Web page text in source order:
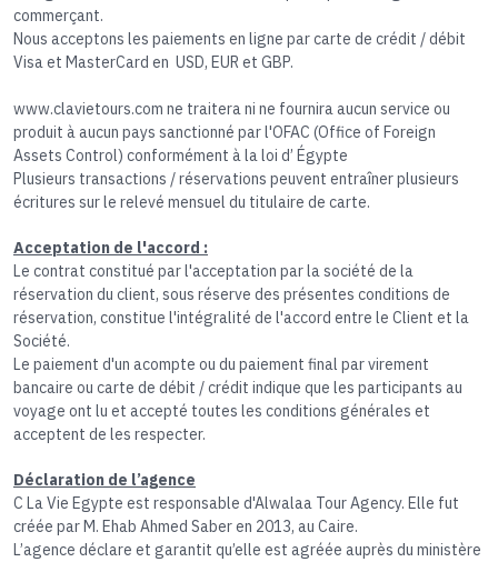
commerçant.
Nous acceptons les paiements en ligne par carte de crédit / débit
Visa et MasterCard en USD, EUR et GBP.
www.clavietours.com ne traitera ni ne fournira aucun service ou
produit à aucun pays sanctionné par l'OFAC (Office of Foreign
Assets Control) conformément à la loi d’ Égypte
Plusieurs transactions / réservations peuvent entraîner plusieurs
écritures sur le relevé mensuel du titulaire de carte.
Acceptation de l'accord :
Le contrat constitué par l'acceptation par la société de la
réservation du client, sous réserve des présentes conditions de
réservation, constitue l'intégralité de l'accord entre le Client et la
Société.
Le paiement d'un acompte ou du paiement final par virement
bancaire ou carte de débit / crédit indique que les participants au
voyage ont lu et accepté toutes les conditions générales et
acceptent de les respecter.
Déclaration de l’agence
C La Vie Egypte est responsable d'Alwalaa Tour Agency. Elle fut
créée par M. Ehab Ahmed Saber en 2013, au Caire.
L’agence déclare et garantit qu’elle est agréée auprès du ministère